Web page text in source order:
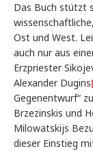
Das Buch stützt
Ost und West.
auch nur aus
Erzpriester
Alexander Dugins
Gegenentwurf“
Brzezinskis und
Milowatskijs
dieser Einstieg